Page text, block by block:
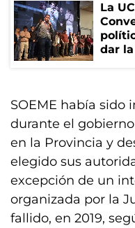
La
dar
SOEME había sido
durante el
en la Provincia y
elegido sus
excepción de un
organizada por la
fallido, en 2019,